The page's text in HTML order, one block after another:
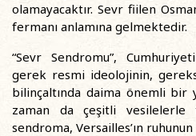
olamayacaktır. Sevr fiilen
fermanı anlamına gelmektedir.
“Sevr Sendromu”,
gerek resmi ideolojinin,
bilinçaltında daima önemli bir
zaman da çeşitli
sendroma, Versailles’ın